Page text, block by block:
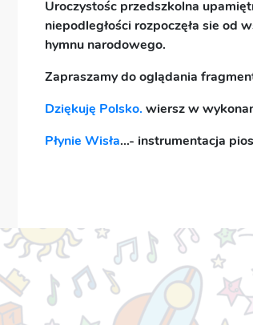
Uroczystośc przedszkolna
niepodległości rozpoczęła sie od
hymnu narodowego.
Zapraszamy do oglądania
Dziękuję Polsko. wiersz w
Płynie Wisła...- instrumentacja